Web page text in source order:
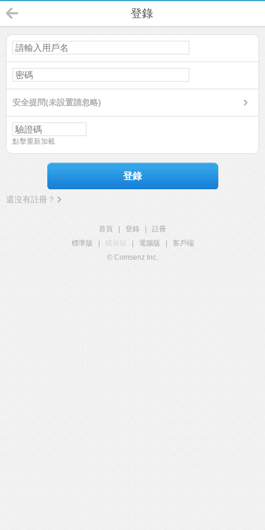
登錄
安全提問(未設置請忽略)
點擊重新加載
登錄
還沒有註冊？
首頁 登錄
註冊
標準版
觸屏版 電腦版
客戶端
© Comsenz Inc.